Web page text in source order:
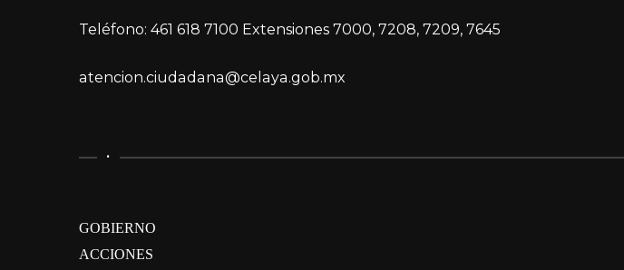
Teléfono: 461 618 7100 Extensiones 7000, 7208, 7209, 7645
atencion.ciudadana@celaya.gob.mx
.
GOBIERNO
ACCIONES